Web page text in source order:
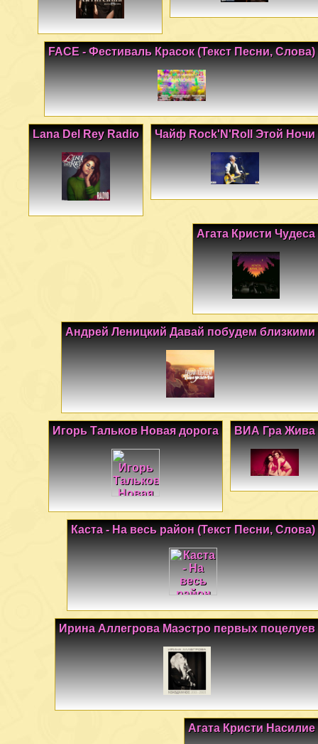
FACE - Фестиваль Красок (Текст Песни, Слова)
Чайф Rock'N'Roll Этой Ночи
Lana Del Rey Radio
Агата Кристи Чудеса
Андрей Леницкий Давай побудем близкими
ВИА Гра Жива
Игорь Тальков Новая дорога
Каста - На весь район (Текст Песни, Слова)
Ирина Аллегрова Маэстро первых поцелуев
Агата Кристи Насилие